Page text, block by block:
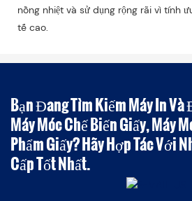
nồng nhiệt và sử dụng rộng rãi vì tính
tế cao.
Bạn Đang Tìm Kiếm Máy In
Máy Móc Chế Biến Giấy, Máy
Phẩm Giấy? Hãy Hợp Tác Với
Cấp Tốt Nhất.